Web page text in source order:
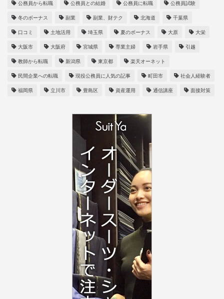
公務員から転職 公務員との結婚 公務員に転職 公務員試験
冬のボーナス 副業 副業、財テク 北海道 千葉県
口コミ 土地活用 埼玉県 夏のボーナス 大原 大栄
大阪市 大阪府 宮城県 専業主婦 岩手県 引越
教師から転職 新潟県 東京都 楽天オーネット
民間企業への転職 現役公務員に人気の記事 町田市 社会人経験者
福岡県 立川市 豊島区 資産運用 通信講座 面接対策